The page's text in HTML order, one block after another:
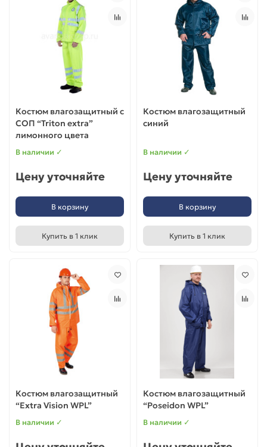
Костюм влагозащитный с
СОП “Triton extra”
лимонного цвета
В наличии ✓
Цену уточняйте
В корзину
Купить в 1 клик
Костюм влагозащитный
синий
В наличии ✓
Цену уточняйте
В корзину
Купить в 1 клик
Костюм влагозащитный
“Extra Vision WPL”
В наличии ✓
Костюм влагозащитный
“Poseidon WPL”
В наличии ✓